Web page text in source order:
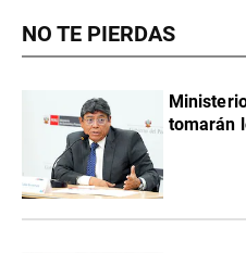
NO TE PIERDAS
tomarán